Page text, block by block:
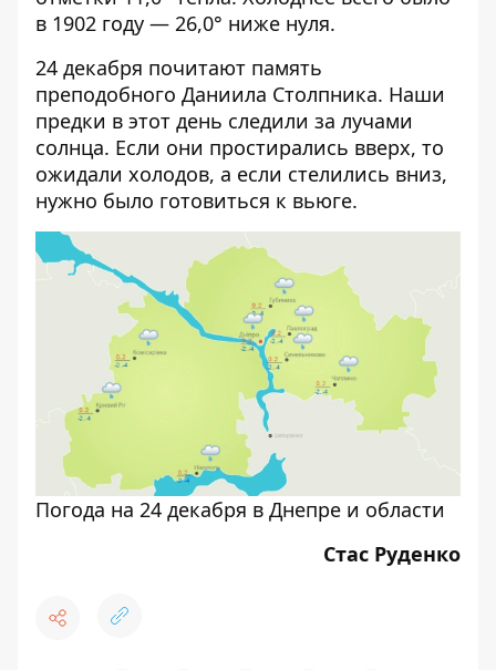
в 1902 году — 26,0° ниже нуля.
24 декабря почитают память
преподобного Даниила Столпника. Наши
предки в этот день следили за лучами
солнца. Если они простирались вверх, то
ожидали холодов, а если стелились вниз,
нужно было готовиться к вьюге.
Погода на 24 декабря в Днепре и области
Стас Руденко